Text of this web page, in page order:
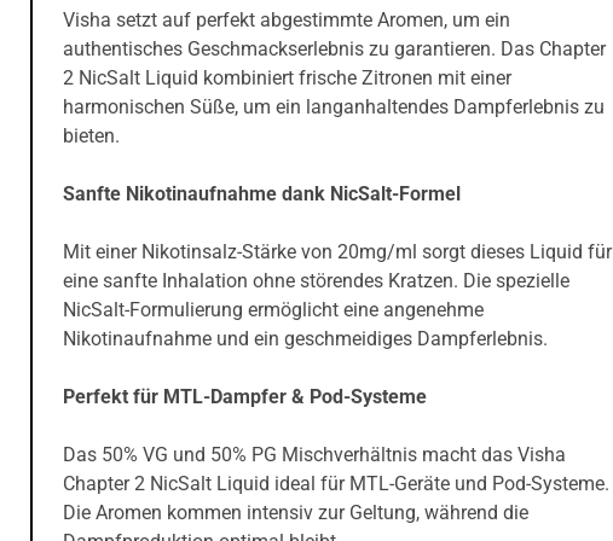
Visha setzt auf perfekt abgestimmte Aromen, um ein
authentisches Geschmackserlebnis zu garantieren. Das Chapter
2 NicSalt Liquid kombiniert frische Zitronen mit einer
harmonischen Süße, um ein langanhaltendes Dampferlebnis zu
bieten.
Sanfte Nikotinaufnahme dank NicSalt-Formel
Mit einer Nikotinsalz-Stärke von 20mg/ml sorgt dieses Liquid für
eine sanfte Inhalation ohne störendes Kratzen. Die spezielle
NicSalt-Formulierung ermöglicht eine angenehme
Nikotinaufnahme und ein geschmeidiges Dampferlebnis.
Perfekt für MTL-Dampfer & Pod-Systeme
Das 50% VG und 50% PG Mischverhältnis macht das Visha
Chapter 2 NicSalt Liquid ideal für MTL-Geräte und Pod-Systeme.
Die Aromen kommen intensiv zur Geltung, während die